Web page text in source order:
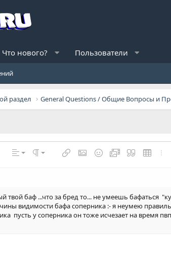
Что нового? Пользователи
раздел
Выравнивание
По левому краю
Выравнивание текста
Формат параграфа
Обычный
Заголовок 3
Вставить ссылку
Вставить изображение
СмайлыМедиаЦитата
твой баф ...что за бред то... не умеешь бафаться
видимости бафа соперника :- я неумею
пусть у соперника он тоже исчезает на время